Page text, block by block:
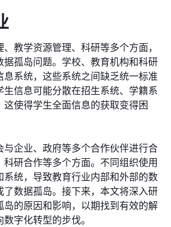
教学资源管理、科研等多个方面，
据孤岛问题。学校、教育机构和科研
系统，这些系统之间缺乏统一标准
信息可能分散在招生系统、学籍系
使得学生全面信息的获取变得困
与企业、政府等多个合作伙伴进行合
研合作等多个方面。不同组织使用
系统，导致教育行业内部和外部的数
数据孤岛。接下来，本文将深入研
岛的原因和影响，以期找到有效的解
字化转型的步伐。